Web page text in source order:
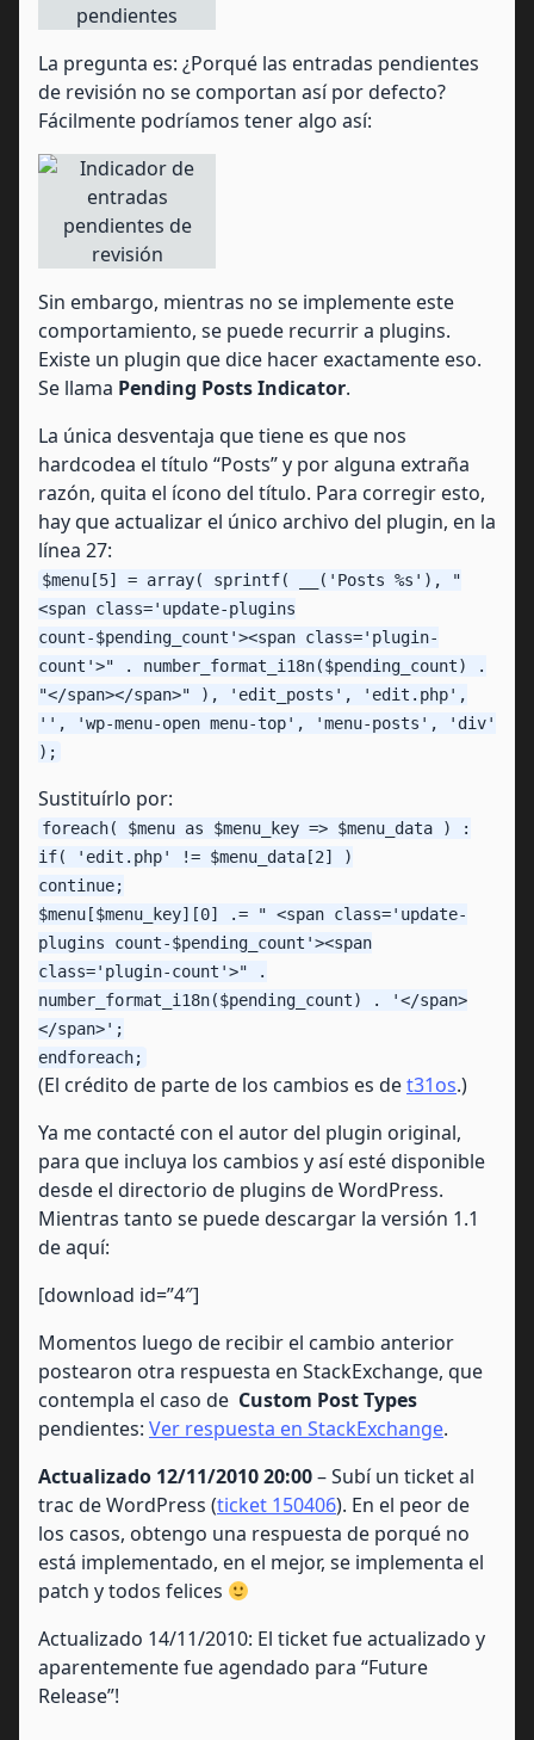
La pregunta es: ¿Porqué las entradas pendientes
de revisión no se comportan así por defecto?
Fácilmente podríamos tener algo así:
Sin embargo, mientras no se implemente este
comportamiento, se puede recurrir a plugins.
Existe un plugin que dice hacer exactamente eso.
Se llama Pending Posts Indicator.
La única desventaja que tiene es que nos
hardcodea el título “Posts” y por alguna extraña
razón, quita el ícono del título. Para corregir esto,
hay que actualizar el único archivo del plugin, en la
línea 27:
$menu[5] = array( sprintf( __('Posts %s'), "
<span class='update-plugins
count-$pending_count'><span class='plugin-
count'>" . number_format_i18n($pending_count) .
"</span></span>" ), 'edit_posts', 'edit.php',
'', 'wp-menu-open menu-top', 'menu-posts', 'div'
);
Sustituírlo por:
foreach( $menu as $menu_key => $menu_data ) :
if( 'edit.php' != $menu_data[2] )
continue;
$menu[$menu_key][0] .= " <span class='update-
plugins count-$pending_count'><span
class='plugin-count'>" .
number_format_i18n($pending_count) . '</span>
</span>';
endforeach;
(El crédito de parte de los cambios es det31os.)
Ya me contacté con el autor del plugin original,
para que incluya los cambios y así esté disponible
desde el directorio de plugins de WordPress.
Mientras tanto se puede descargar la versión 1.1
de aquí:
[download id=”4″]
Momentos luego de recibir el cambio anterior
postearon otra respuesta en StackExchange, que
contempla el caso de Custom Post Types
pendientes: Ver respuesta en StackExchange.
Actualizado 12/11/2010 20:00– Subí un ticket al
trac de WordPress (ticket 150406). En el peor de
los casos, obtengo una respuesta de porqué no
está implementado, en el mejor, se implementa el
patch y todos felices
Actualizado 14/11/2010: El ticket fue actualizado y
aparentemente fue agendado para “Future
Release”!